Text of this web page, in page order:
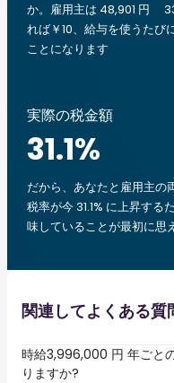
か。雇用主は 48,901 円
れば￥10、給与を使うたび
ことになります
実際の税金額
31.1%
だから、あなたと雇用主の
税率が今 31.1% に上昇す
味していることが最初に思
関連してよくある質
時給3,996,000 円 年ごと
りますか?